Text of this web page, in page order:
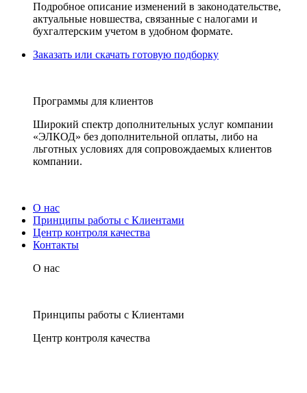
Подробное описание изменений в законодательстве,
актуальные новшества, связанные с налогами и
бухгалтерским учетом в удобном формате.
Заказать или скачать готовую подборку
Программы для клиентов
Широкий спектр дополнительных услуг компании
«ЭЛКОД» без дополнительной оплаты, либо на
льготных условиях для сопровождаемых клиентов
компании.
О нас
Принципы работы с Клиентами
Центр контроля качества
Контакты
О нас
Принципы работы с Клиентами
Центр контроля качества